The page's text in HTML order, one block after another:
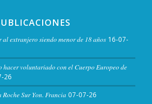
extranjero siendo menor de 18 años 16-07-
hacer voluntariado con el Cuerpo Europeo de
26
Sur Yon. Francia 07-07-26